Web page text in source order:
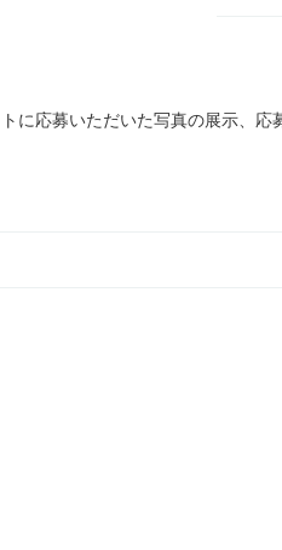
に応募いただいた写真の展示、応